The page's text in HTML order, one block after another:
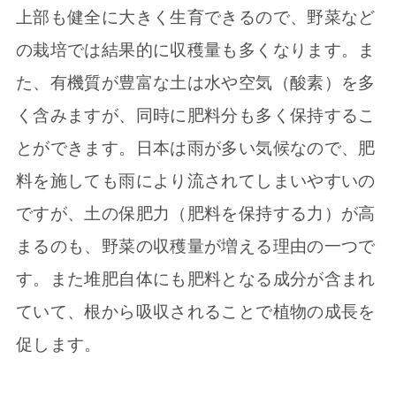
上部も健全に大きく生育できるので、野菜など
の栽培では結果的に収穫量も多くなります。ま
た、有機質が豊富な土は水や空気（酸素）を多
く含みますが、同時に肥料分も多く保持するこ
とができます。日本は雨が多い気候なので、肥
料を施しても雨により流されてしまいやすいの
ですが、土の保肥力（肥料を保持する力）が高
まるのも、野菜の収穫量が増える理由の一つで
す。また堆肥自体にも肥料となる成分が含まれ
ていて、根から吸収されることで植物の成長を
促します。